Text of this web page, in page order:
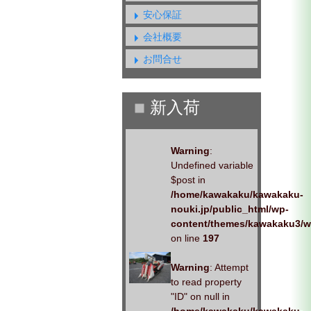
安心保証
会社概要
お問合せ
Warning:
Undefined variable
$post in
/home/kawakaku/kawakaku-
nouki.jp/public_html/wp-
content/themes/kawakaku3/
on line 197
Warning: Attempt
to read property
"ID" on null in